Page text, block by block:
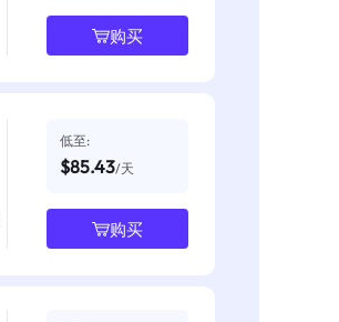
购买
低至:
$85.43/天
购买